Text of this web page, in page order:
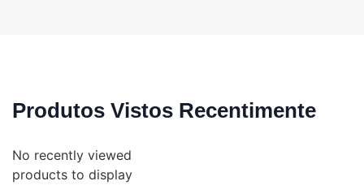
Produtos Vistos Recentimente
No recently viewed
products to display